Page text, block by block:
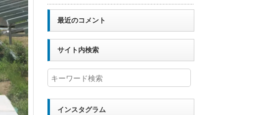
最近のコメント
サイト内検索
インスタグラム